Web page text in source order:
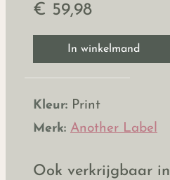
€ 59,98
In winkelmand
Kleur: Print
Merk: Another Label
Ook verkrijgbaar in